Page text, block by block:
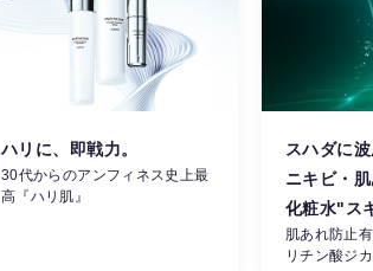
ハリに、即戦力。
30代からのアンフィネス史上最
高『ハリ肌』
スハダに
ニキビ・
化粧水"ス
肌あれ防止
リチン酸ジ